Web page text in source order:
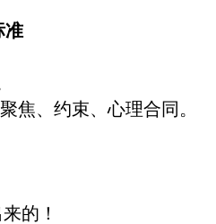
准
焦、约束、心理合同。
的！